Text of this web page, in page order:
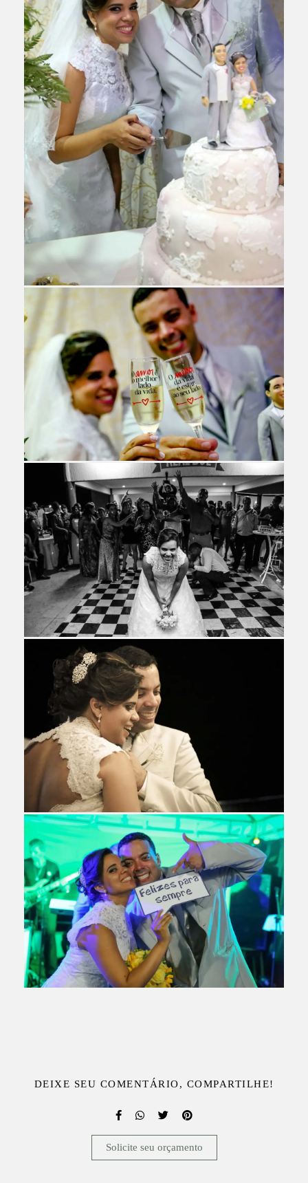
DEIXE SEU COMENTÁRIO, COMPARTILHE!
Solicite seu orçamento